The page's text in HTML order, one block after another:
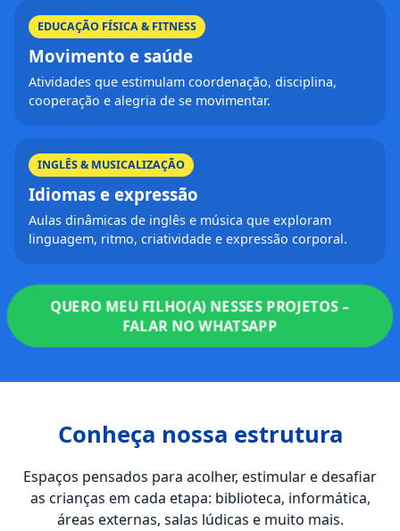
EDUCAÇÃO FÍSICA & FITNESS
Movimento e saúde
Atividades que estimulam coordenação, disciplina,
cooperação e alegria de se movimentar.
INGLÊS & MUSICALIZAÇÃO
Idiomas e expressão
Aulas dinâmicas de inglês e música que exploram
linguagem, ritmo, criatividade e expressão corporal.
QUERO MEU FILHO(A) NESSES PROJETOS –
FALAR NO WHATSAPP
Conheça nossa estrutura
Espaços pensados para acolher, estimular e desafiar
as crianças em cada etapa: biblioteca, informática,
áreas externas, salas lúdicas e muito mais.